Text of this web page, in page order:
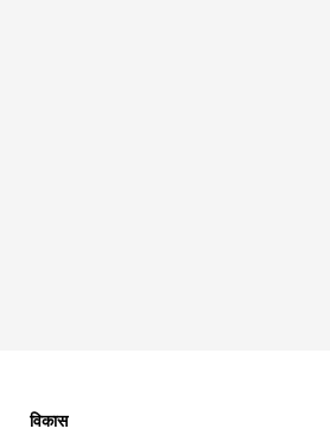
विकास